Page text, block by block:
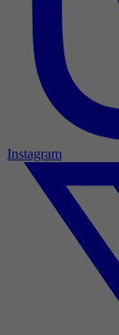
Instagram